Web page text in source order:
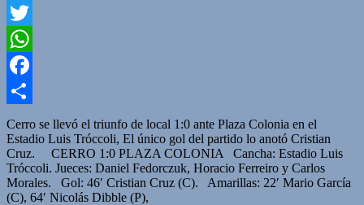
Twitter
WhatsApp
Facebook
Compartir
Cerro se llevó el triunfo de local 1:0 ante Plaza Colonia en el
Estadio Luis Tróccoli, El único gol del partido lo anotó Cristian
Cruz. CERRO 1:0 PLAZA COLONIA Cancha: Estadio Luis
Tróccoli. Jueces: Daniel Fedorczuk, Horacio Ferreiro y Carlos
Morales. Gol: 46′ Cristian Cruz (C). Amarillas: 22′ Mario García
(C), 64′ Nicolás Dibble (P),